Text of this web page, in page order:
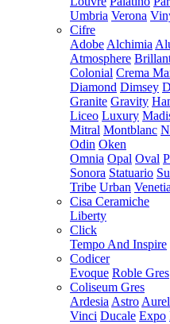
Umbria Verona
Cifre
Adobe Alchimia
Atmosphere
Colonial Crema
Diamond Dimsey
Granite Gravity
Liceo Luxury
Mitral Montblanc
Odin Oken
Omnia Opal Oval
Sonora Statuario
Tribe Urban
Cisa Ceramiche
Liberty
Click
Tempo And Inspire
Codicer
Evoque Roble Gres
Coliseum Gres
Ardesia Astro
Vinci Ducale Expo